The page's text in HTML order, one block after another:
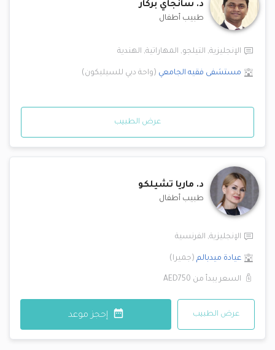
د. سانجاي بركار
طبيب أطفال
الإنجليزية, التيلجو, المهاراتية, الهندية
مستشفى فقيه الجامعي (واحة دبي للسيليكون)
عرض الطبيب
د. ماريا تشيلكو
طبيب أطفال
الإنجليزية, الفرنسية
عيادة ميدبالم (جميرا)
السعر يبدأ من AED750
عرض الطبيب إحجز موعد